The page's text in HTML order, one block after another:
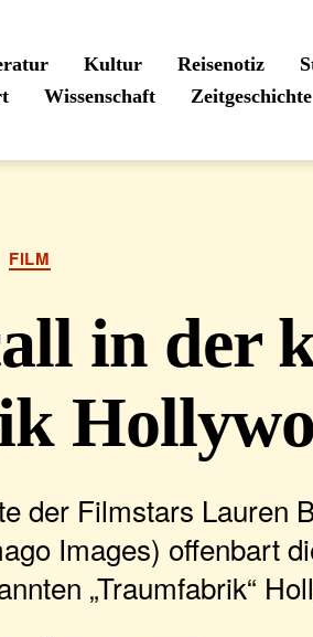
Kultur Reisenotiz
Wissenschaft Zeitgeschichte
Kategorien
FILM
in der
der Filmstars Lauren
Images) offenbart
„Traumfabrik“